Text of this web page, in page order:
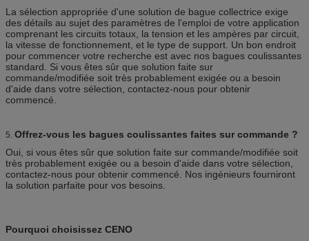
La sélection appropriée d'une solution de bague collectrice exige
des détails au sujet des paramètres de l'emploi de votre application
comprenant les circuits totaux, la tension et les ampères par circuit,
la vitesse de fonctionnement, et le type de support. Un bon endroit
pour commencer votre recherche est avec nos bagues coulissantes
standard. Si vous êtes sûr que solution faite sur
commande/modifiée soit très probablement exigée ou a besoin
d'aide dans votre sélection, contactez-nous pour obtenir
commencé.
5. Offrez-vous les bagues coulissantes faites sur commande ?
Oui, si vous êtes sûr que solution faite sur commande/modifiée soit
très probablement exigée ou a besoin d'aide dans votre sélection,
contactez-nous pour obtenir commencé. Nos ingénieurs fourniront
la solution parfaite pour vos besoins.
Pourquoi choisissez CENO